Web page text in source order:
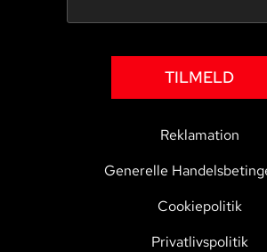
TILMELD
Reklamation
Generelle
Cookiepolitik
Privatlivspolitik